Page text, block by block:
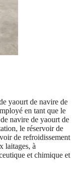
yaourt de navire de
en tant que le
navire de yaourt de
le réservoir de
de refroidissement
laitages, à
et chimique et